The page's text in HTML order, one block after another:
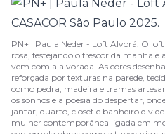
PN+ | Paula Neder - Loft Alvorá. O
rosa, festejando o frescor da manhã
vem com a alvorada. As cores
reforçada por texturas na parede,
como pedra, madeira e tramas
os sonhos e a poesia do despertar,
jantar, quarto, closet e banheiro
mulher contemporânea ligada em